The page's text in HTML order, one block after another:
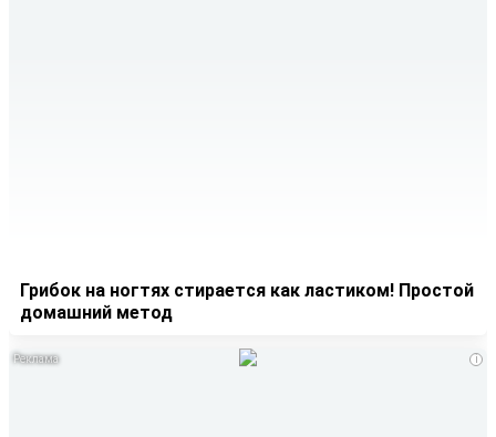
Грибок на ногтях стирается как ластиком! Простой
домашний метод
i